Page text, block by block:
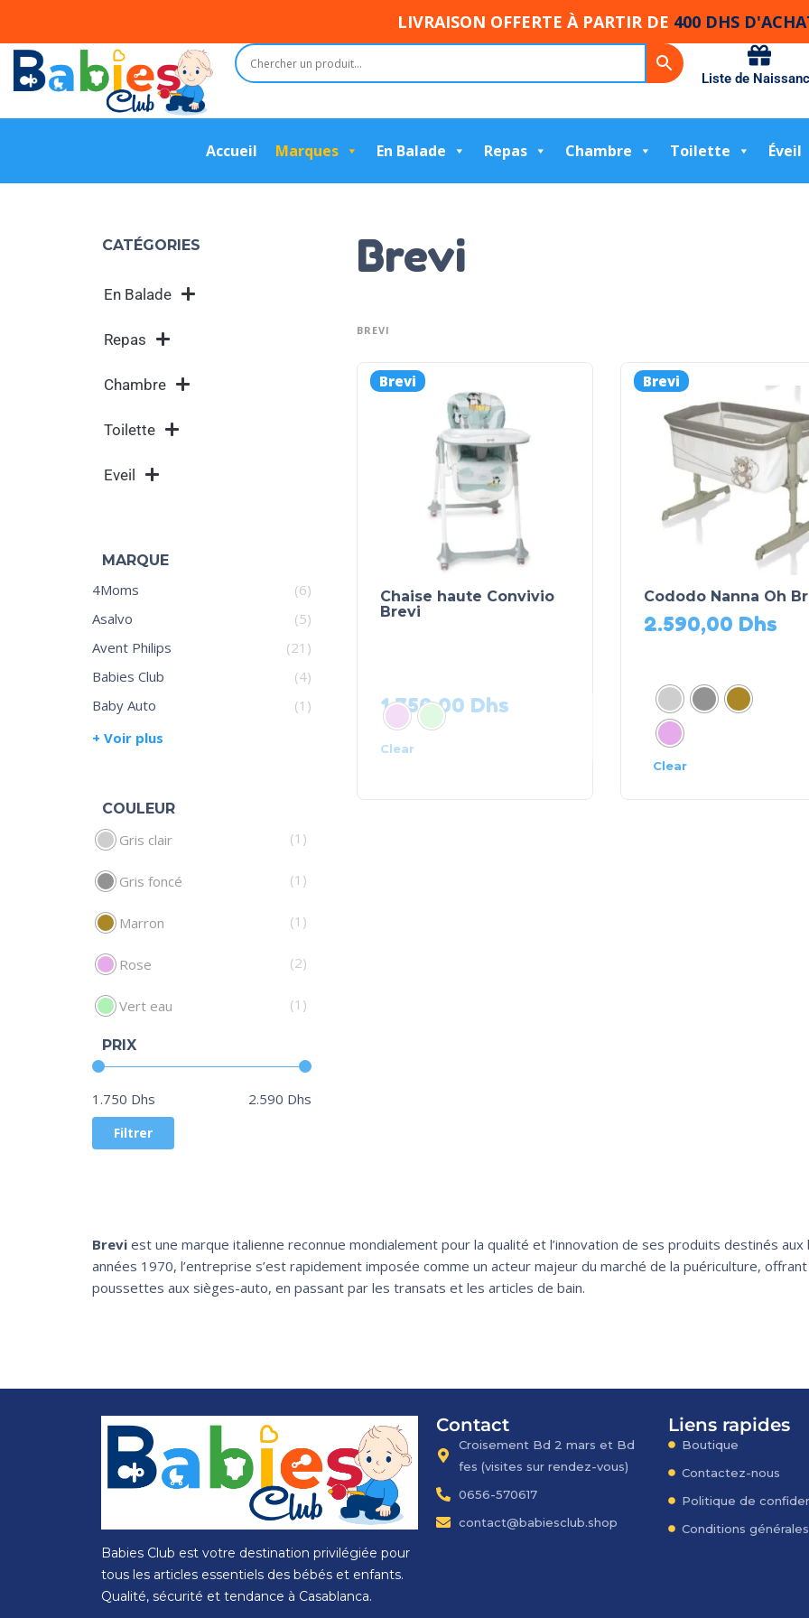
LIVRAISON OFFERTE À PARTIR DE 400 DHS
Liste de
Accueil Marques En Balade Repas Chambre Toilette Éveil
CATÉGORIES
En Balade
Repas
Chambre
Toilette
Eveil
MARQUE
4Moms
(6)
Asalvo
(5)
Avent Philips
(21)
Babies Club
(4)
Baby Auto
(1)
+ Voir plus
COULEUR
Gris clair (1)
Gris foncé (1)
Marron (1)
Rose (2)
Vert eau (1)
PRIX
Filtrer
1.750 Dhs 2.590 Dhs
Brevi
BREVI
Brevi
Chaise haute Convivio
Brevi
1.750,00 Dhs
Clear
Brevi
Cododo Nanna Oh
2.590,00 Dhs
Clear
Brevi est une marque italienne reconnue mondialement pour la qualité et l’innovation de ses produits destinés
années 1970, l’entreprise s’est rapidement imposée comme un acteur majeur du marché de la puériculture,
poussettes aux sièges-auto, en passant par les transats et les articles de bain.
Babies Club est votre destination privilégiée pour
tous les articles essentiels des bébés et enfants.
Qualité, sécurité et tendance à Casablanca.
Contact
Croisement Bd 2 mars et Bd
fes​ (visites sur rendez-vous)
0656-570617
contact@babiesclub.shop
Liens rapides
Boutique
Contactez-nous
Politique de
Conditions